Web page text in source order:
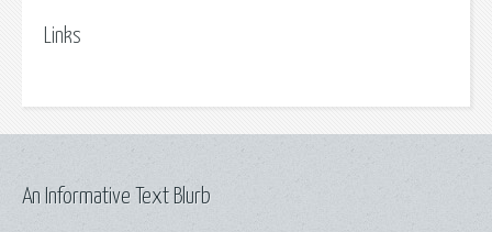
Links
An Informative Text Blurb